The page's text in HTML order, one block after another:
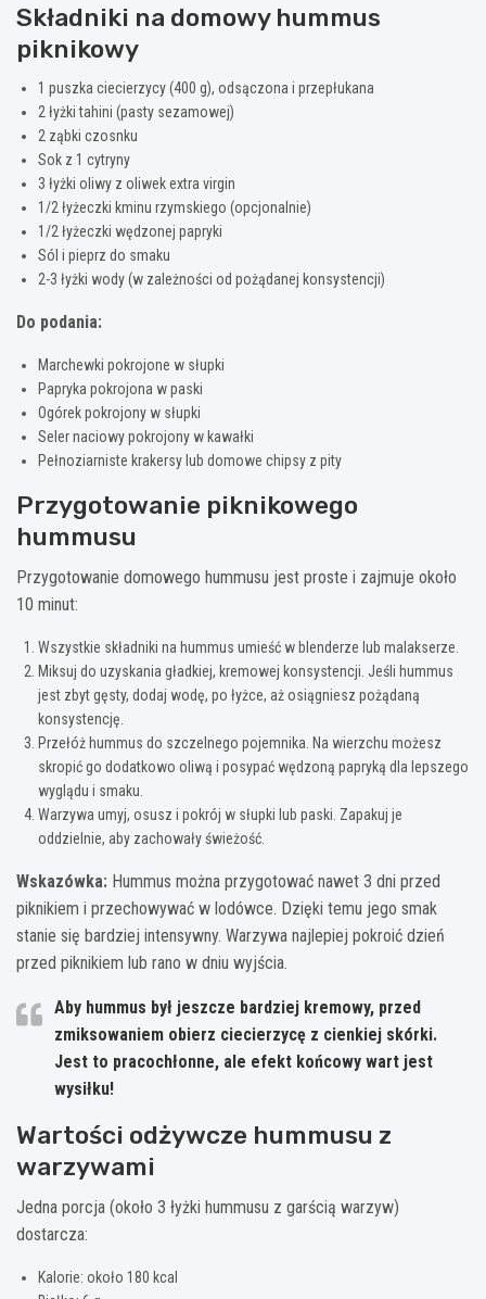
Składniki na domowy hummus
piknikowy
1 puszka ciecierzycy (400 g), odsączona i przepłukana
2 łyżki tahini (pasty sezamowej)
2 ząbki czosnku
Sok z 1 cytryny
3 łyżki oliwy z oliwek extra virgin
1/2 łyżeczki kminu rzymskiego (opcjonalnie)
1/2 łyżeczki wędzonej papryki
Sól i pieprz do smaku
2-3 łyżki wody (w zależności od pożądanej konsystencji)
Do podania:
Marchewki pokrojone w słupki
Papryka pokrojona w paski
Ogórek pokrojony w słupki
Seler naciowy pokrojony w kawałki
Pełnoziarniste krakersy lub domowe chipsy z pity
Przygotowanie piknikowego
hummusu
Przygotowanie domowego hummusu jest proste i zajmuje około
10 minut:
Wszystkie składniki na hummus umieść w blenderze lub malakserze.
Miksuj do uzyskania gładkiej, kremowej konsystencji. Jeśli hummus
jest zbyt gęsty, dodaj wodę, po łyżce, aż osiągniesz pożądaną
konsystencję.
Przełóż hummus do szczelnego pojemnika. Na wierzchu możesz
skropić go dodatkowo oliwą i posypać wędzoną papryką dla lepszego
wyglądu i smaku.
Warzywa umyj, osusz i pokrój w słupki lub paski. Zapakuj je
oddzielnie, aby zachowały świeżość.
Wskazówka: Hummus można przygotować nawet 3 dni przed
piknikiem i przechowywać w lodówce. Dzięki temu jego smak
stanie się bardziej intensywny. Warzywa najlepiej pokroić dzień
przed piknikiem lub rano w dniu wyjścia.
Aby hummus był jeszcze bardziej kremowy, przed
zmiksowaniem obierz ciecierzycę z cienkiej skórki.
Jest to pracochłonne, ale efekt końcowy wart jest
wysiłku!
Wartości odżywcze hummusu z
warzywami
Jedna porcja (około 3 łyżki hummusu z garścią warzyw)
dostarcza:
Kalorie: około 180 kcal